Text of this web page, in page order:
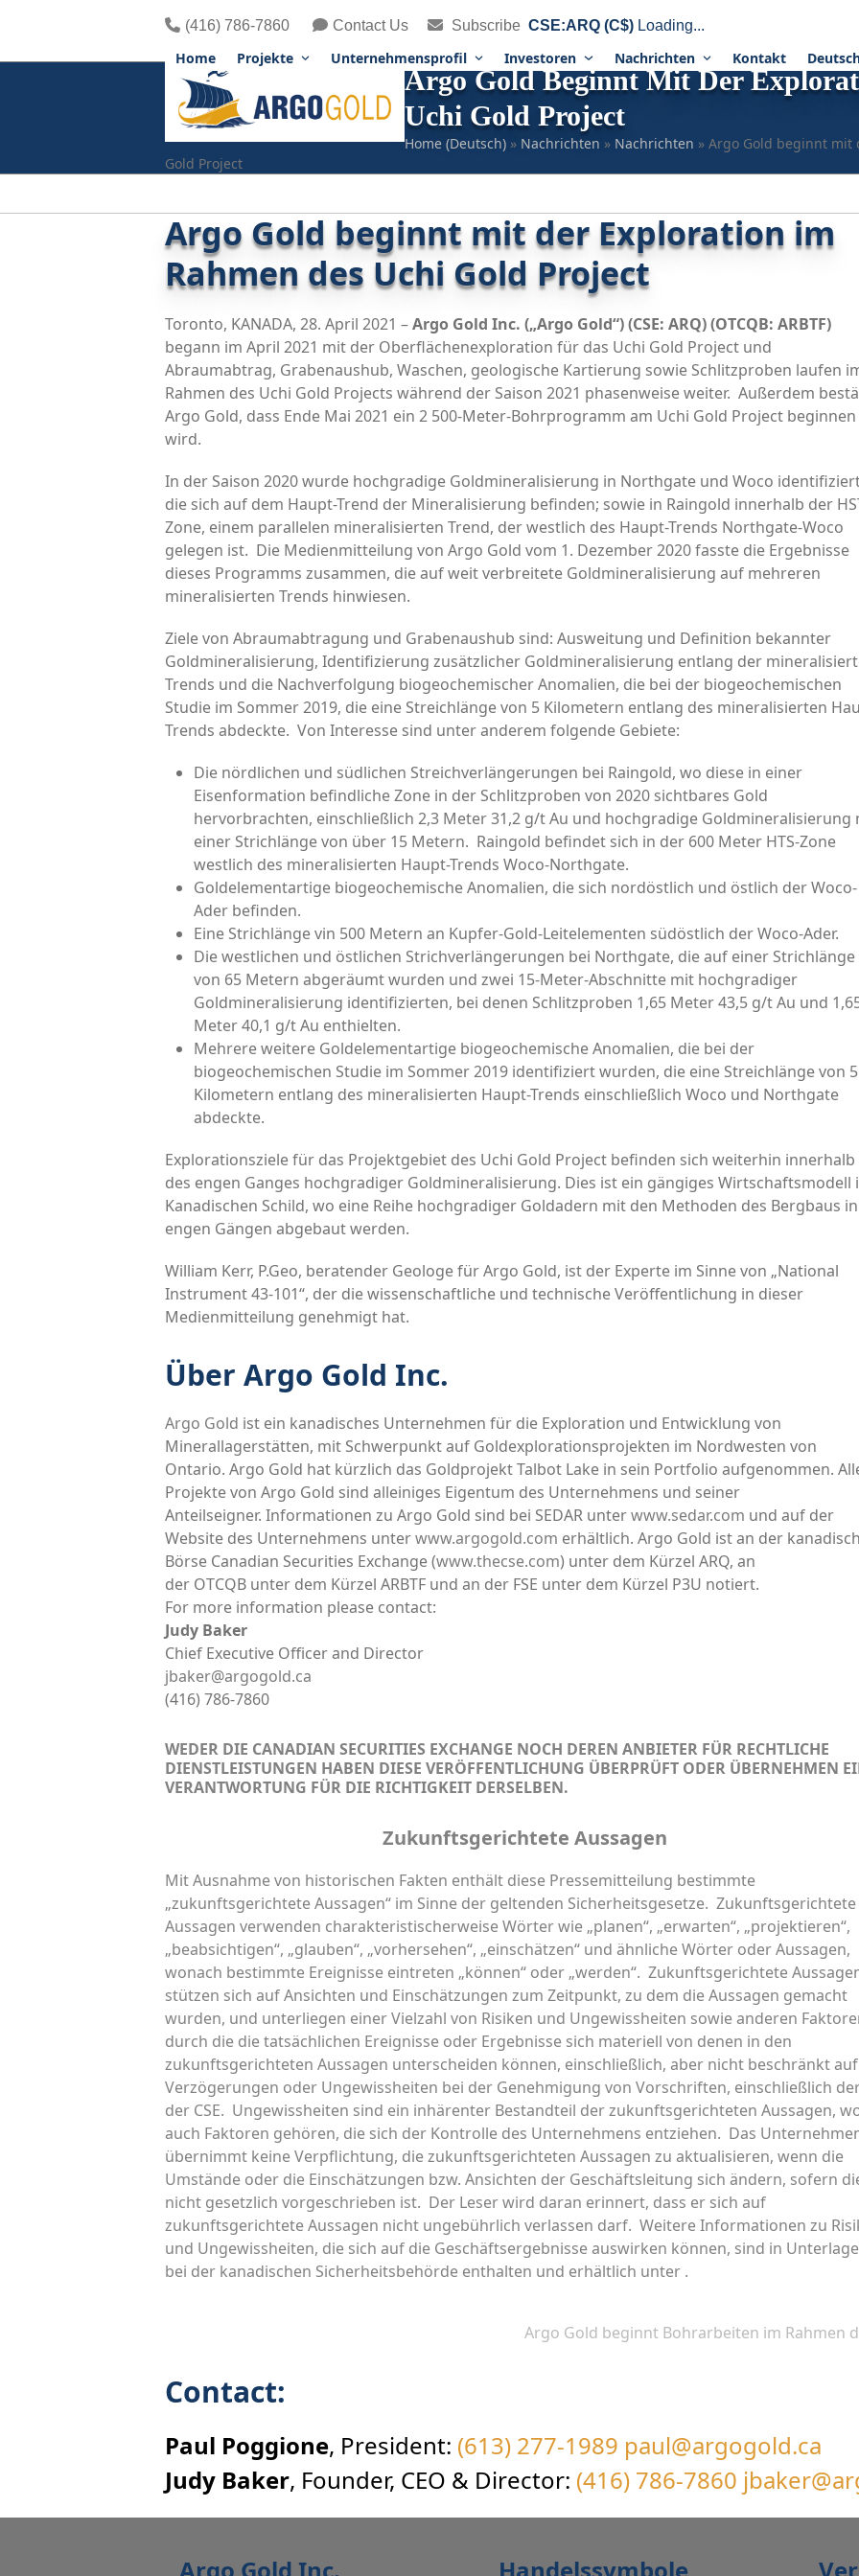
content
(416) 786-7860 Contact Us Subscribe CSE:ARQ (C$) Loading...
Home Projekte Unternehmensprofil Investoren Nachrichten Kontakt
Argo Gold Beginnt Mit Der
Uchi Gold Project
Home (Deutsch) » Nachrichten » Nachrichten » Argo Gold beginnt mit
Gold Project
Argo Gold beginnt mit der Exploration im
Rahmen des Uchi Gold Project
Toronto, KANADA, 28. April 2021 –Argo Gold Inc. („Argo Gold“) (CSE: ARQ) (OTCQB: ARBTF)
begann im April 2021 mit der Oberflächenexploration für das Uchi Gold Project und
Abraumabtrag, Grabenaushub, Waschen, geologische Kartierung sowie Schlitzproben laufen
Rahmen des Uchi Gold Projects während der Saison 2021 phasenweise weiter. Außerdem
Argo Gold, dass Ende Mai 2021 ein 2 500-Meter-Bohrprogramm am Uchi Gold Project beginnen
wird.
In der Saison 2020 wurde hochgradige Goldmineralisierung in Northgate und Woco
die sich auf dem Haupt-Trend der Mineralisierung befinden; sowie in Raingold innerhalb der
Zone, einem parallelen mineralisierten Trend, der westlich des Haupt-Trends Northgate-Woco
gelegen ist. Die Medienmitteilung von Argo Gold vom 1. Dezember 2020 fasste die Ergebnisse
dieses Programms zusammen, die auf weit verbreitete Goldmineralisierung auf mehreren
mineralisierten Trends hinwiesen.
Ziele von Abraumabtragung und Grabenaushub sind: Ausweitung und Definition bekannter
Goldmineralisierung, Identifizierung zusätzlicher Goldmineralisierung entlang der
Trends und die Nachverfolgung biogeochemischer Anomalien, die bei der biogeochemischen
Studie im Sommer 2019, die eine Streichlänge von 5 Kilometern entlang des mineralisierten
Trends abdeckte. Von Interesse sind unter anderem folgende Gebiete:
Die nördlichen und südlichen Streichverlängerungen bei Raingold, wo diese in einer
Eisenformation befindliche Zone in der Schlitzproben von 2020 sichtbares Gold
hervorbrachten, einschließlich 2,3 Meter 31,2 g/t Au und hochgradige Goldmineralisierung
einer Strichlänge von über 15 Metern. Raingold befindet sich in der 600 Meter HTS-Zone
westlich des mineralisierten Haupt-Trends Woco-Northgate.
Goldelementartige biogeochemische Anomalien, die sich nordöstlich und östlich der Woco-
Ader befinden.
Eine Strichlänge vin 500 Metern an Kupfer-Gold-Leitelementen südöstlich der Woco-Ader.
Die westlichen und östlichen Strichverlängerungen bei Northgate, die auf einer Strichlänge
von 65 Metern abgeräumt wurden und zwei 15-Meter-Abschnitte mit hochgradiger
Goldmineralisierung identifizierten, bei denen Schlitzproben 1,65 Meter 43,5 g/t Au und
Meter 40,1 g/t Au enthielten.
Mehrere weitere Goldelementartige biogeochemische Anomalien, die bei der
biogeochemischen Studie im Sommer 2019 identifiziert wurden, die eine Streichlänge von 5
Kilometern entlang des mineralisierten Haupt-Trends einschließlich Woco und Northgate
abdeckte.
Explorationsziele für das Projektgebiet des Uchi Gold Project befinden sich weiterhin innerhalb
des engen Ganges hochgradiger Goldmineralisierung. Dies ist ein gängiges Wirtschaftsmodell
Kanadischen Schild, wo eine Reihe hochgradiger Goldadern mit den Methoden des Bergbaus in
engen Gängen abgebaut werden.
William Kerr, P.Geo, beratender Geologe für Argo Gold, ist der Experte im Sinne von „National
Instrument 43-101“, der die wissenschaftliche und technische Veröffentlichung in dieser
Medienmitteilung genehmigt hat.
Über Argo Gold Inc.
Argo Gold ist ein kanadisches Unternehmen für die Exploration und Entwicklung von
Minerallagerstätten, mit Schwerpunkt auf Goldexplorationsprojekten im Nordwesten von
Ontario. Argo Gold hat kürzlich das Goldprojekt Talbot Lake in sein Portfolio aufgenommen.
Projekte von Argo Gold sind alleiniges Eigentum des Unternehmens und seiner
Anteilseigner. Informationen zu Argo Gold sind bei SEDAR unterwww.sedar.com und auf der
Website des Unternehmens unterwww.argogold.com erhältlich. Argo Gold ist an der
Börse Canadian Securities Exchange (www.thecse.com) unter dem Kürzel ARQ, an
der OTCQB unter dem Kürzel ARBTF und an der FSE unter dem Kürzel P3U notiert.
For more information please contact:
Judy Baker
Chief Executive Officer and Director
jbaker@argogold.ca
(416) 786-7860
WEDER DIE CANADIAN SECURITIES EXCHANGE NOCH DEREN ANBIETER FÜR RECHTLICHE
DIENSTLEISTUNGEN HABEN DIESE VERÖFFENTLICHUNG ÜBERPRÜFT ODER ÜBERNEHMEN
VERANTWORTUNG FÜR DIE RICHTIGKEIT DERSELBEN.
Zukunftsgerichtete Aussagen
Mit Ausnahme von historischen Fakten enthält diese Pressemitteilung bestimmte
„zukunftsgerichtete Aussagen“ im Sinne der geltenden Sicherheitsgesetze. Zukunftsgerichtete
Aussagen verwenden charakteristischerweise Wörter wie „planen“, „erwarten“, „projektieren“,
„beabsichtigen“, „glauben“, „vorhersehen“, „einschätzen“ und ähnliche Wörter oder Aussagen,
wonach bestimmte Ereignisse eintreten „können“ oder „werden“. Zukunftsgerichtete
stützen sich auf Ansichten und Einschätzungen zum Zeitpunkt, zu dem die Aussagen gemacht
wurden, und unterliegen einer Vielzahl von Risiken und Ungewissheiten sowie anderen
durch die die tatsächlichen Ereignisse oder Ergebnisse sich materiell von denen in den
zukunftsgerichteten Aussagen unterscheiden können, einschließlich, aber nicht beschränkt auf
Verzögerungen oder Ungewissheiten bei der Genehmigung von Vorschriften, einschließlich
der CSE. Ungewissheiten sind ein inhärenter Bestandteil der zukunftsgerichteten Aussagen,
auch Faktoren gehören, die sich der Kontrolle des Unternehmens entziehen. Das
übernimmt keine Verpflichtung, die zukunftsgerichteten Aussagen zu aktualisieren, wenn die
Umstände oder die Einschätzungen bzw. Ansichten der Geschäftsleitung sich ändern, sofern
nicht gesetzlich vorgeschrieben ist. Der Leser wird daran erinnert, dass er sich auf
zukunftsgerichtete Aussagen nicht ungebührlich verlassen darf. Weitere Informationen zu
und Ungewissheiten, die sich auf die Geschäftsergebnisse auswirken können, sind in
bei der kanadischen Sicherheitsbehörde enthalten und erhältlich unter .
Nächster
Argo Gold beginnt Bohrarbeiten im Rahmen
Contact:
Paul Poggione, President: (613) 277-1989 paul@argogold.ca
Judy Baker, Founder, CEO & Director: (416) 786-7860